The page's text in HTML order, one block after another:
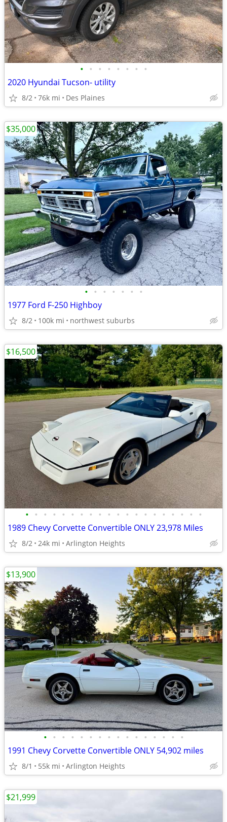
• • • • • • • •
2020 Hyundai Tucson- utility
8/2 76k mi Des Plaines
• • • • • • •
1977 Ford F-250 Highboy
8/2 100k mi northwest suburbs
$35,000
• • • • • • • • • • • • • • • • • • • •
1989 Chevy Corvette Convertible ONLY 23,978 Miles
8/2 24k mi Arlington Heights
$16,500
• • • • • • • • • • • • • • • •
1991 Chevy Corvette Convertible ONLY 54,902 miles
8/1 55k mi Arlington Heights
$13,900
$21,999